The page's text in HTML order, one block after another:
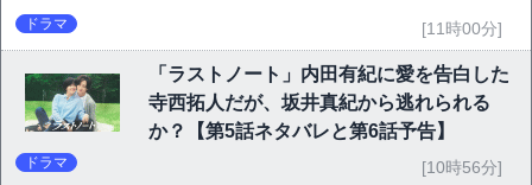
ドラマ [11時00分]
「ラストノート」内田有紀に愛を告白した
寺西拓人だが、坂井真紀から逃れられる
か？【第5話ネタバレと第6話予告】
ドラマ [10時56分]